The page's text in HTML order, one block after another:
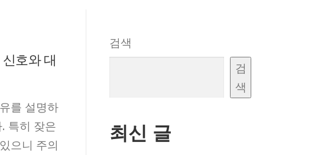
호와 대
를 설명하
특히 잦은
으니 주의
검색
검
색
최신 글